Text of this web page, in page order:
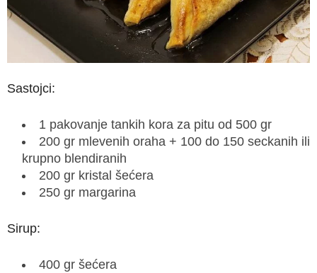
Sastojci:
1 pakovanje tankih kora za pitu od 500 gr
200 gr mlevenih oraha + 100 do 150 seckanih ili
krupno blendiranih
200 gr kristal šećera
250 gr margarina
Sirup:
400 gr šećera